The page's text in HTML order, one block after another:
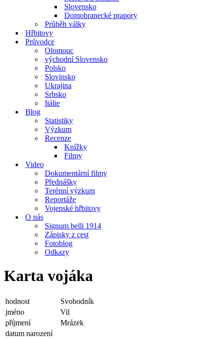
Slovensko
Domobranecké prapory
Průběh války
Hřbitovy
Průvodce
Olomouc
východní Slovensko
Polsko
Slovinsko
Ukrajina
Srbsko
Itálie
Blog
Statistiky
Výzkum
Recenze
Knížky
Filmy
Video
Dokumentární filmy
Přednášky
Terénní výzkum
Reportáže
Vojenské hřbitovy
O nás
Signum belli 1914
Zápisky z cest
Fotoblog
Odkazy
Karta vojáka
hodnost
Svobodník
jméno
Vil
příjmení
Mrázek
datum narození